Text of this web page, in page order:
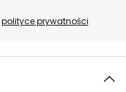
polityce prywatności.